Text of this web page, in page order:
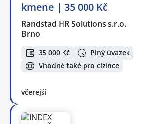
kmene | 35 000 Kč
Randstad HR Solutions s.r.o.
Brno
35 000 Kč
Plný úvazek
Vhodné také pro cizince
včerejší